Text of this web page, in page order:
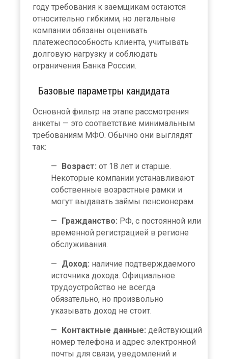
году требования к заемщикам остаются
относительно гибкими, но легальные
компании обязаны оценивать
платежеспособность клиента, учитывать
долговую нагрузку и соблюдать
ограничения Банка России.
Базовые параметры кандидата
Основной фильтр на этапе рассмотрения
анкеты — это соответствие минимальным
требованиям МФО. Обычно они выглядят
так:
Возраст: от 18 лет и старше.
Некоторые компании устанавливают
собственные возрастные рамки и
могут выдавать займы пенсионерам.
Гражданство: РФ, с постоянной или
временной регистрацией в регионе
обслуживания.
Доход: наличие подтверждаемого
источника дохода. Официальное
трудоустройство не всегда
обязательно, но произвольно
указывать доход не стоит.
Контактные данные: действующий
номер телефона и адрес электронной
почты для связи, уведомлений и